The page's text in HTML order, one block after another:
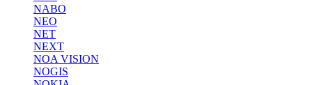
NABO
NEO
NET
NEXT
NOA VISION
NOGIS